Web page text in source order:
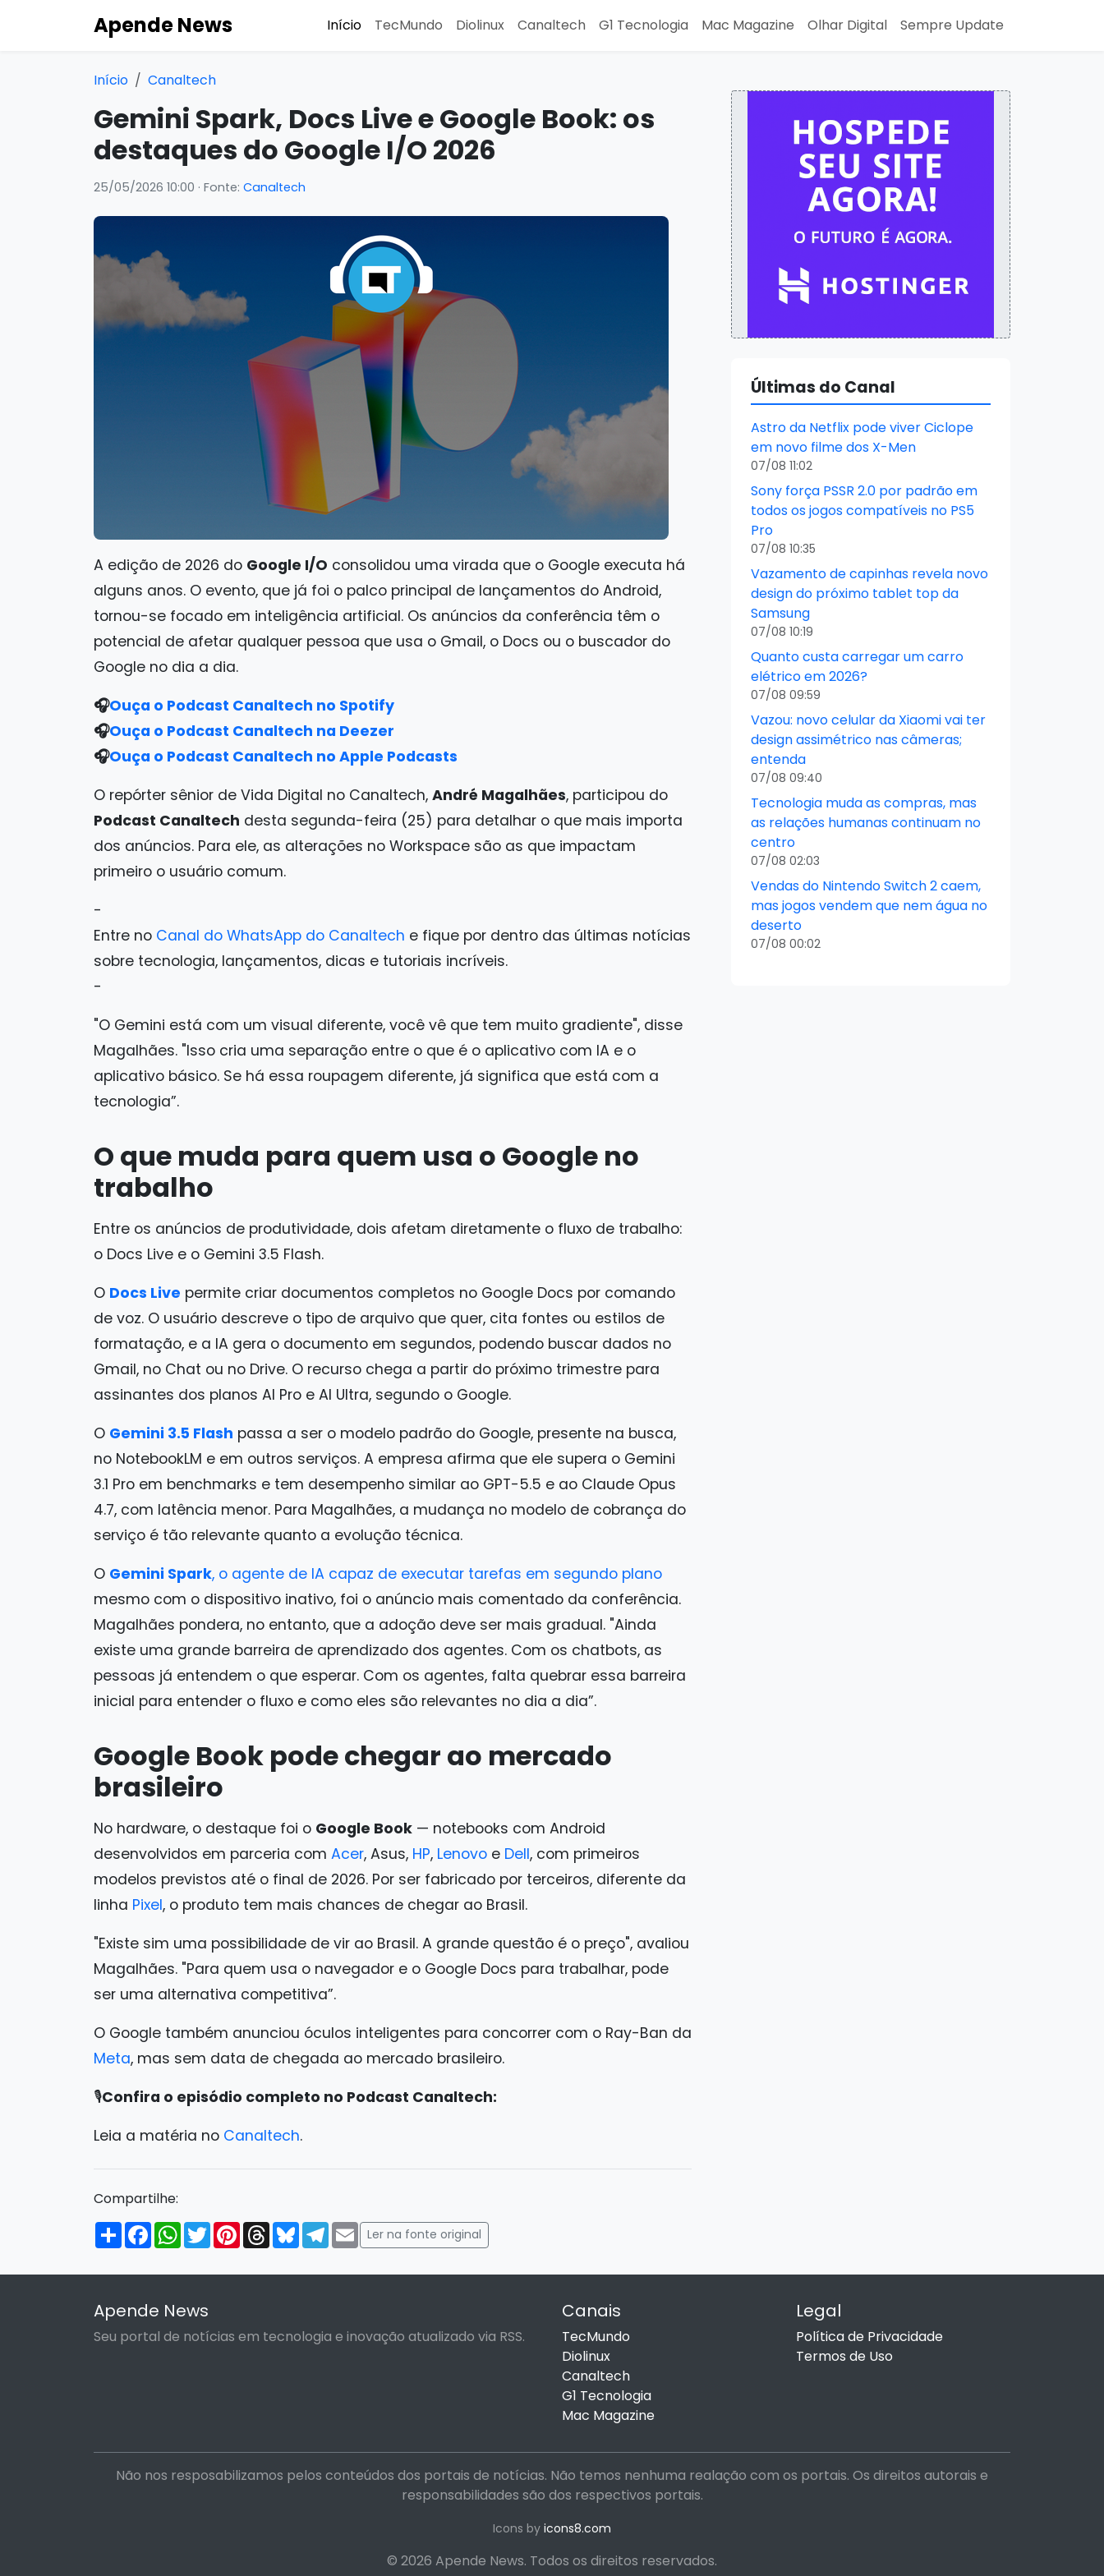
Apende News Início TecMundo Diolinux Canaltech G1 Tecnologia Mac Magazine Olhar Digital Sempre Update
Início Canaltech
Gemini Spark, Docs Live e Google Book: os
destaques do Google I/O 2026
25/05/2026 10:00 · Fonte: Canaltech
A edição de 2026 do Google I/O consolidou uma virada que o Google executa há
alguns anos. O evento, que já foi o palco principal de lançamentos do Android,
tornou-se focado em inteligência artificial. Os anúncios da conferência têm o
potencial de afetar qualquer pessoa que usa o Gmail, o Docs ou o buscador do
Google no dia a dia.
🎧Ouça o Podcast Canaltech no Spotify
🎧Ouça o Podcast Canaltech na Deezer
🎧Ouça o Podcast Canaltech no Apple Podcasts
O repórter sênior de Vida Digital no Canaltech, André Magalhães, participou do
Podcast Canaltech desta segunda-feira (25) para detalhar o que mais importa
dos anúncios. Para ele, as alterações no Workspace são as que impactam
primeiro o usuário comum.
-
Entre no Canal do WhatsApp do Canaltech e fique por dentro das últimas notícias
sobre tecnologia, lançamentos, dicas e tutoriais incríveis.
-
"O Gemini está com um visual diferente, você vê que tem muito gradiente", disse
Magalhães. "Isso cria uma separação entre o que é o aplicativo com IA e o
aplicativo básico. Se há essa roupagem diferente, já significa que está com a
tecnologia”.
O que muda para quem usa o Google no
trabalho
Entre os anúncios de produtividade, dois afetam diretamente o fluxo de trabalho:
o Docs Live e o Gemini 3.5 Flash.
O Docs Live permite criar documentos completos no Google Docs por comando
de voz. O usuário descreve o tipo de arquivo que quer, cita fontes ou estilos de
formatação, e a IA gera o documento em segundos, podendo buscar dados no
Gmail, no Chat ou no Drive. O recurso chega a partir do próximo trimestre para
assinantes dos planos AI Pro e AI Ultra, segundo o Google.
O Gemini 3.5 Flash passa a ser o modelo padrão do Google, presente na busca,
no NotebookLM e em outros serviços. A empresa afirma que ele supera o Gemini
3.1 Pro em benchmarks e tem desempenho similar ao GPT-5.5 e ao Claude Opus
4.7, com latência menor. Para Magalhães, a mudança no modelo de cobrança do
serviço é tão relevante quanto a evolução técnica.
O Gemini Spark, o agente de IA capaz de executar tarefas em segundo plano
mesmo com o dispositivo inativo, foi o anúncio mais comentado da conferência.
Magalhães pondera, no entanto, que a adoção deve ser mais gradual. "Ainda
existe uma grande barreira de aprendizado dos agentes. Com os chatbots, as
pessoas já entendem o que esperar. Com os agentes, falta quebrar essa barreira
inicial para entender o fluxo e como eles são relevantes no dia a dia”.
Google Book pode chegar ao mercado
brasileiro
No hardware, o destaque foi o Google Book — notebooks com Android
desenvolvidos em parceria com Acer, Asus, HP, Lenovo e Dell, com primeiros
modelos previstos até o final de 2026. Por ser fabricado por terceiros, diferente da
linha Pixel, o produto tem mais chances de chegar ao Brasil.
"Existe sim uma possibilidade de vir ao Brasil. A grande questão é o preço", avaliou
Magalhães. "Para quem usa o navegador e o Google Docs para trabalhar, pode
ser uma alternativa competitiva”.
O Google também anunciou óculos inteligentes para concorrer com o Ray-Ban da
Meta, mas sem data de chegada ao mercado brasileiro.
🎙️Confira o episódio completo no Podcast Canaltech:
Leia a matéria no Canaltech.
Compartilhe:
Compartilhar
FacebookWhatsApp
TwitterPinterestThreadsBlueskyTelegram
Email
Ler na fonte original
Últimas do Canal
Astro da Netflix pode viver Ciclope
em novo filme dos X-Men
07/08 11:02
Sony força PSSR 2.0 por padrão em
todos os jogos compatíveis no PS5
Pro
07/08 10:35
Vazamento de capinhas revela novo
design do próximo tablet top da
Samsung
07/08 10:19
Quanto custa carregar um carro
elétrico em 2026?
07/08 09:59
Vazou: novo celular da Xiaomi vai ter
design assimétrico nas câmeras;
entenda
07/08 09:40
Tecnologia muda as compras, mas
as relações humanas continuam no
centro
07/08 02:03
Vendas do Nintendo Switch 2 caem,
mas jogos vendem que nem água no
deserto
07/08 00:02
Apende News
Seu portal de notícias em tecnologia e inovação atualizado via RSS.
Canais
TecMundo
Diolinux
Canaltech
G1 Tecnologia
Mac Magazine
Legal
Política de Privacidade
Termos de Uso
Não nos resposabilizamos pelos conteúdos dos portais de notícias. Não temos nenhuma realação com os portais. Os direitos autorais e
responsabilidades são dos respectivos portais.
Icons by icons8.com
© 2026 Apende News. Todos os direitos reservados.